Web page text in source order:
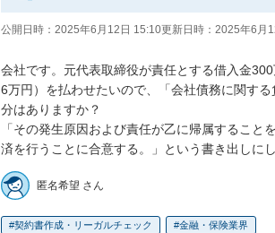
公開日時： 2025年6月12日 15:10更新日時： 2025年6月
会社です。元代表取締役が責任とする借入金
6万円）を払わせたいので、「会社債務に関す
分はありますか？
「その発生原因および責任が乙に帰属すること
済を行うことに合意する。」という書き出しに
匿名希望 さん
契約書作成・リーガルチェック 金融・保険業界